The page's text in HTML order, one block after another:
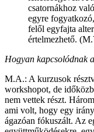
csatornákhoz
egyre
felől egyfajta
értelmezhető.
Hogyan kapcsolódnak
M.A.: A kurzusok
workshopot, de
nem vettek részt.
ami volt, hogy egy
ágazóan fókuszált. Az